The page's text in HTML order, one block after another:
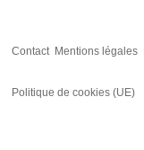
Contact Mentions légales
Politique de cookies (UE)